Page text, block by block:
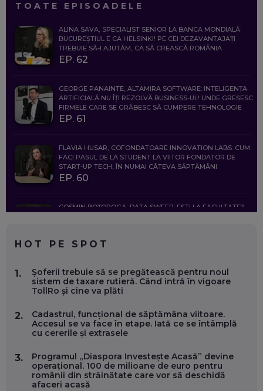
TOATE EPISOADELE
ALINA SAVA, SPECIALIST SENIOR LA BANCA MONDIALĂ:
BUCUREȘTIUL E CA HELSINKI! PE CEI DEZAVANTAJAȚI
TREBUIE SĂ-I AJUTĂM, CA SĂ CREASCĂ ROMÂNIA
EP. 62
GEORGE PANAINTE, ALTAMIRA SOFTWARE: INTELIGENȚA
ARTIFICIALĂ NU ÎȚI REZOLVĂ BUSINESS-UL! UNDE GREȘESC
FIRMELE CARE SE GRĂBESC SĂ CUMPERE TEHNOLOGIE
EP. 61
FLAVIA HUSAR, COFONDATOARE INNOVATION LABS: CUM
FACI PASUL DE LA STUDENT LA VIITOR FONDATOR DE
START-UP TECH, ÎN NUMAI CÂTEVA SĂPTĂMÂNI
EP. 60
COSMIN BOȚOROGA, DATA SWEEP: EȘTI LA FACULTATE?
FOLOSEȘTI TEHNOLOGIA CA SĂ FII MAI BUN LA JOB. ȘI CUM
SE VA SCHIMBA MUNCA, ÎN URMĂTORII ANI
EP. 58
MARIUS PAȘCULEA, COFONDATOR AL KULTH: CUM
FOLOSEȘTI TEHNOLOGIA CA SĂ ÎȚI DESCHIZI DRUMUL
EP. 57
ANDREI AVĂDANEI, BIT SENTINEL: CUM ÎȚI PROTEJEZI
HOT PE SPOT
1.
Șoferii trebuie să se pregătească pentru noul
sistem de taxare rutieră. Când intră în vigoare
TollRo și cine va plăti
2.
Cadastrul, funcțional de săptămâna viitoare.
Accesul se va face în etape. Iată ce se întâmplă
cu cererile și extrasele
3.
Programul „Diaspora Investește Acasă” devine
operațional. 100 de milioane de euro pentru
românii din străinătate care vor să deschidă
afaceri acasă